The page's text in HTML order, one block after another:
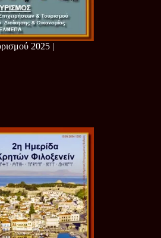
2025 |